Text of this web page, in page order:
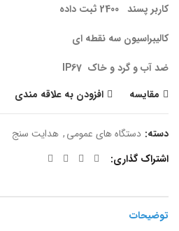
کاربر پسند 2400 ثبت داده
کالیبراسیون سه نقطه ای
ضد آب و گرد و خاک IP67
مقایسه
افزودن به علاقه مندی
دسته: دستگاه های عمومی, هدایت سنج
اشتراک گذاری
توضیحات